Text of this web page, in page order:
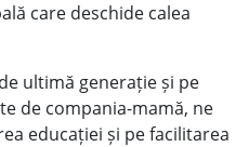
care deschide calea
ultimă generație și pe
de compania-mamă, ne
educației și pe facilitarea